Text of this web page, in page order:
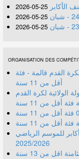
25-05-2026
25-05-2026
25-05-2026
ORGANISATION DES
الولائية لكرة القدم قالمة - فئة
أقل من 11 سنة
البطولة الولائية لكرة القدم
أقل من 11 سنة
أقل من 11 سنة
الأكابر للموسم الرياضي
2025/2026
اقل من 13 سنة